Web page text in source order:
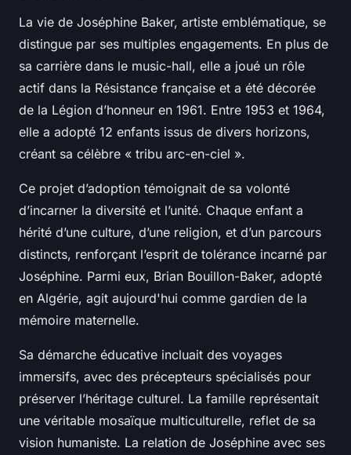
La vie de Joséphine Baker, artiste emblématique, se
distingue par ses multiples engagements. En plus de
sa carrière dans le music-hall, elle a joué un rôle
actif dans la Résistance française et a été décorée
de la Légion d’honneur en 1961. Entre 1953 et 1964,
elle a adopté 12 enfants issus de divers horizons,
créant sa célèbre « tribu arc-en-ciel ».
Ce projet d’adoption témoignait de sa volonté
d’incarner la diversité et l’unité. Chaque enfant a
hérité d’une culture, d’une religion, et d’un parcours
distincts, renforçant l’esprit de tolérance incarné par
Joséphine. Parmi eux, Brian Bouillon-Baker, adopté
en Algérie, agit aujourd'hui comme gardien de la
mémoire maternelle.
Sa démarche éducative incluait des voyages
immersifs, avec des précepteurs spécialisés pour
préserver l’héritage culturel. La famille représentait
une véritable mosaïque multiculturelle, reflet de sa
vision humaniste. La relation de Joséphine avec ses